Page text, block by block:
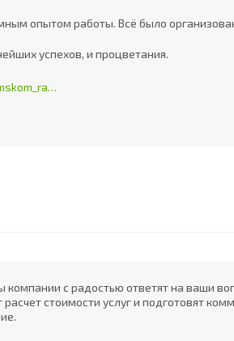
опытом работы. Всё было
успехов, и процветания.
gotovyy_dom_iz_brusa_v_volokolamskom_rayone
с радостью ответят на ваши
расчет стоимости услуг и подготовят